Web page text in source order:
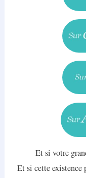
Et si votre
Et si cette